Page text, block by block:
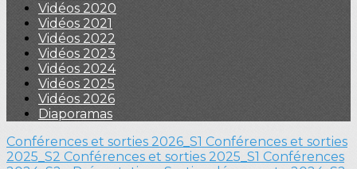
Vidéos 2020
Vidéos 2021
Vidéos 2022
Vidéos 2023
Vidéos 2024
Vidéos 2025
Vidéos 2026
Diaporamas
Conférences et sorties 2026_S1 Conférences et sorties
2025_S2 Conférences et sorties 2025_S1 Conférences